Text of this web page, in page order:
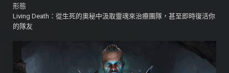
形態
Living Death：從生死的奧秘中汲取靈魂來治療團隊，甚至即時復活你
的隊友